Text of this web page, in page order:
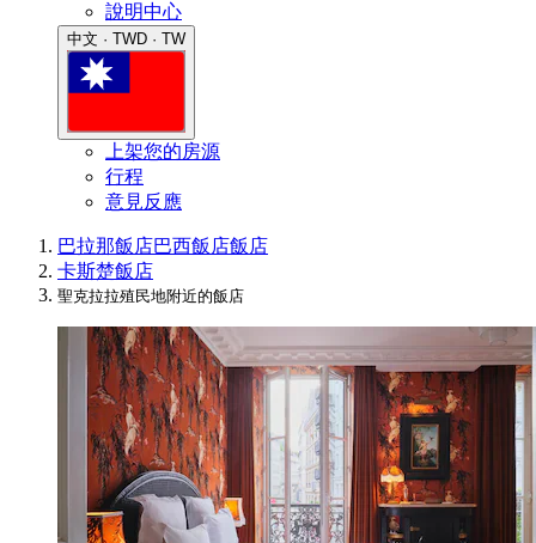
說明中心
中文 · TWD · TW
上架您的房源
行程
意見反應
巴拉那飯店巴西飯店飯店
卡斯楚飯店
聖克拉拉殖民地附近的飯店